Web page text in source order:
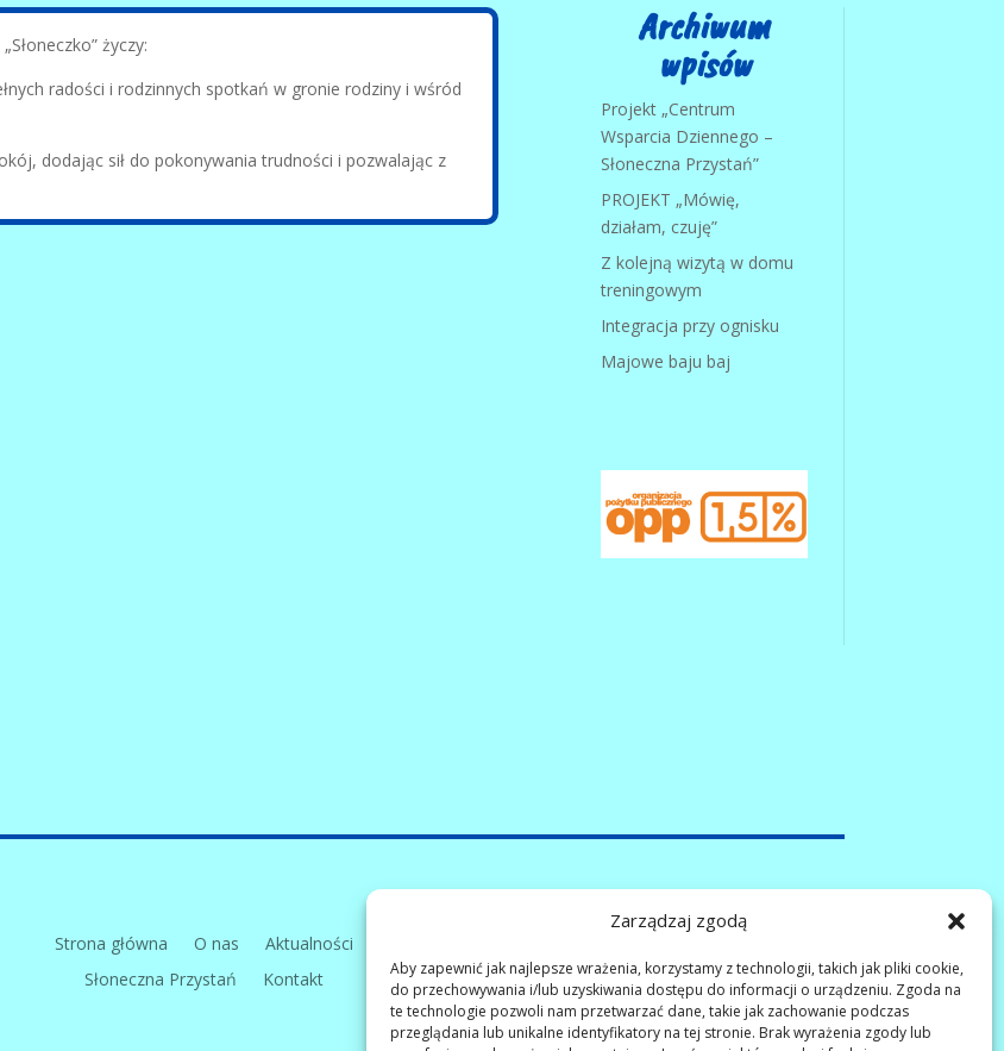
Zarządzaj zgodą
Aby zapewnić jak najlepsze wrażenia, korzystamy z technologii, takich jak pliki cookie,
do przechowywania i/lub uzyskiwania dostępu do informacji o urządzeniu. Zgoda na
te technologie pozwoli nam przetwarzać dane, takie jak zachowanie podczas
przeglądania lub unikalne identyfikatory na tej stronie. Brak wyrażenia zgody lub
życzy:
radości i rodzinnych spotkań w gronie rodziny i wśród
dodając sił do pokonywania trudności i pozwalając z
Archiwum
wpisów
Projekt „Centrum
Wsparcia Dziennego –
Słoneczna Przystań”
PROJEKT „Mówię,
działam, czuję”
Z kolejną wizytą w domu
treningowym
Integracja przy ognisku
Majowe baju baj
Strona główna O nas
Aktualności
Słoneczna Przystań
Kontakt
Tel: 501 292 467
email: stow-sloneczko@o2.pl
www.sloneczko.org.pl